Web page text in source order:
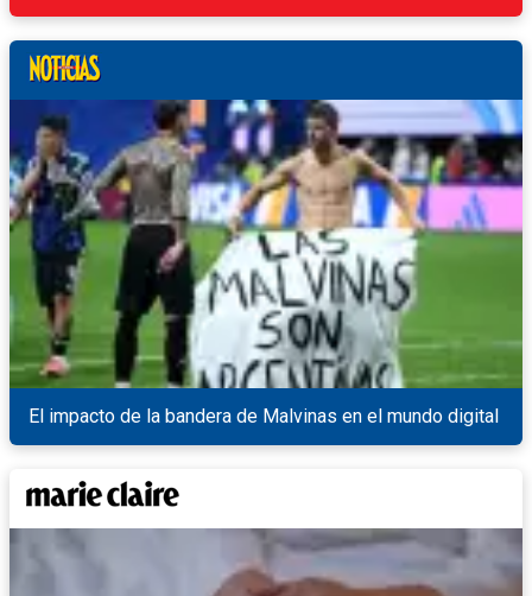
El impacto de la bandera de Malvinas en el mundo digital